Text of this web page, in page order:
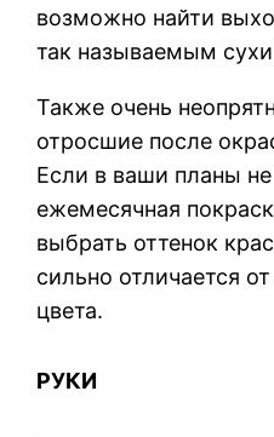
возможно найти
так называемым
Также очень
отросшие после
Если в ваши планы
ежемесячная
выбрать оттенок
сильно отличается
цвета.
РУКИ